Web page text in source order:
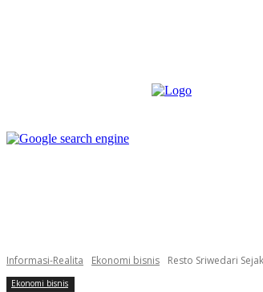
Informasi-Realita Ekonomi bisnis Resto Sriwedari
Ekonomi bisnis